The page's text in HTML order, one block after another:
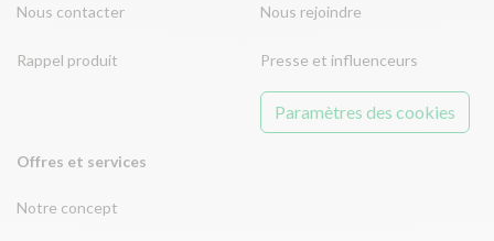
Nous contacter
Rappel produit
Offres et services
Notre concept
Nous rejoindre
Presse et influenceurs
Paramètres des cookies